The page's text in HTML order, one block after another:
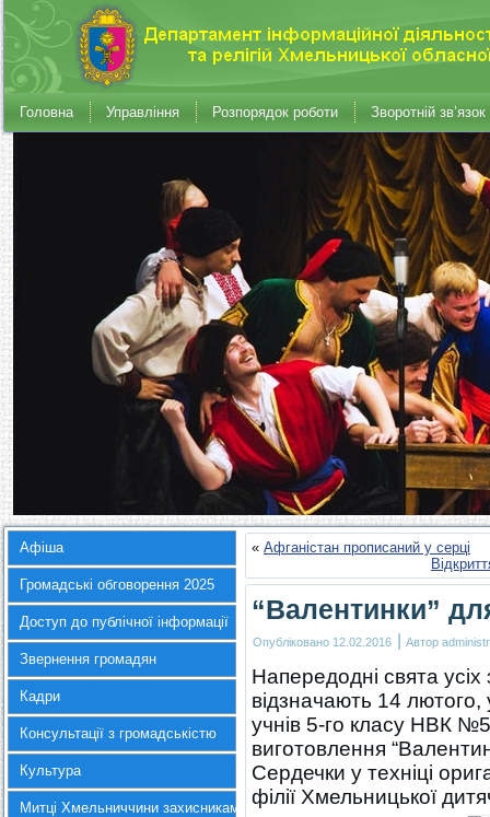
Головна Управління Розпорядок роботи Зворотній зв’язок
Афіша
Громадські обговорення 2025
Доступ до публічної інформації
Звернення громадян
Кадри
Консультації з громадськістю
Культура
Митці Хмельниччини захисникам України
« Афганістан прописаний у серці
“Валентинки”
Опубліковано 12.02.2016 | Автор
Напередодні свята усіх
відзначають 14 лютого,
учнів 5-го класу НВК
виготовлення
Сердечки у техніці
філії Хмельницької